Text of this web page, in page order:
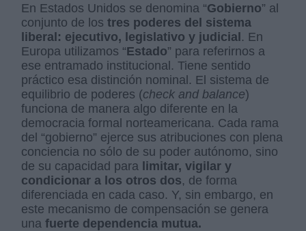
En Estados Unidos se denomina “Gobierno” al
conjunto de los tres poderes del sistema
liberal: ejecutivo, legislativo y judicial. En
Europa utilizamos “Estado” para referirnos a
ese entramado institucional. Tiene sentido
práctico esa distinción nominal. El sistema de
equilibrio de poderes (check and balance)
funciona de manera algo diferente en la
democracia formal norteamericana. Cada rama
del “gobierno” ejerce sus atribuciones con plena
conciencia no sólo de su poder autónomo, sino
de su capacidad para limitar, vigilar y
condicionar a los otros dos, de forma
diferenciada en cada caso. Y, sin embargo, en
este mecanismo de compensación se genera
unafuerte dependencia mutua.